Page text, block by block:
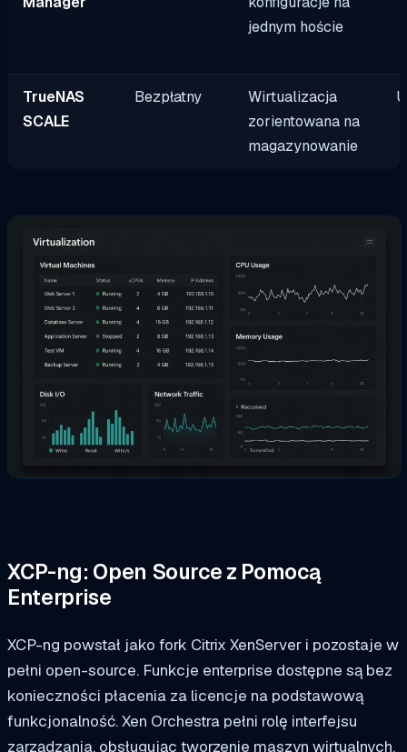
jednym hoście
TrueNAS
SCALE
Bezpłatny
Wirtualizacja
zorientowana na
magazynowanie
XCP-ng: Open Source z Pomocą
Enterprise
XCP-ng powstał jako fork Citrix XenServer i pozostaje w
pełni open-source. Funkcje enterprise dostępne są bez
konieczności płacenia za licencje na podstawową
funkcjonalność. Xen Orchestra pełni rolę interfejsu
zarządzania, obsługując tworzenie maszyn wirtualnych,